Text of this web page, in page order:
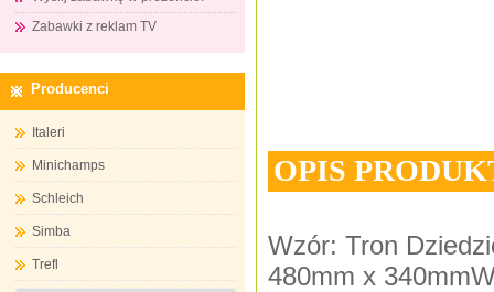
Zabawki z reklam TV
Producenci
Italeri
Minichamps
Schleich
Simba
Trefl
OPIS
Wzór: Tron
480mm x